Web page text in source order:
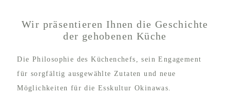
Wir präsentieren Ihnen die Geschichte
der gehobenen Küche
Die Philosophie des Küchenchefs, sein Engagement
für sorgfältig ausgewählte Zutaten und neue
Möglichkeiten für die Esskultur Okinawas.